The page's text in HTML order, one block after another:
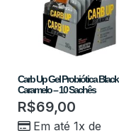
Carb Up Gel Probiótica Black
Caramelo – 10 Sachês
R$69,00
Em até 1x de